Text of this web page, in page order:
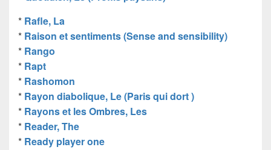
* Rafle, La
* Raison et sentiments (Sense and sensibility)
* Rango
* Rapt
* Rashomon
* Rayon diabolique, Le (Paris qui dort )
* Rayons et les Ombres, Les
* Reader, The
* Ready player one